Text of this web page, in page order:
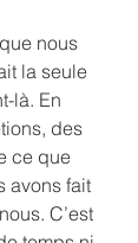
nous
la seule
là. En
des
ce que
avons fait
C’est